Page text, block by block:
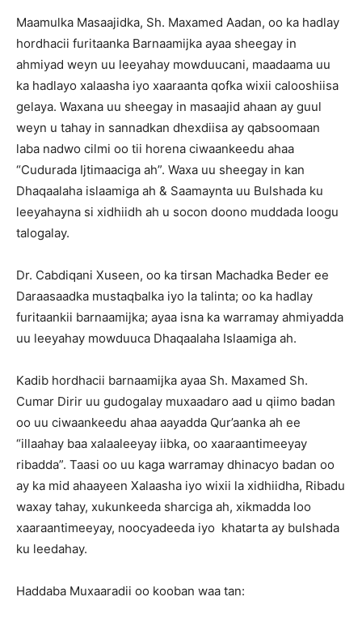
Maamulka Masaajidka, Sh. Maxamed Aadan, oo ka hadlay
hordhacii furitaanka Barnaamijka ayaa sheegay in
ahmiyad weyn uu leeyahay mowduucani, maadaama uu
ka hadlayo xalaasha iyo xaaraanta qofka wixii calooshiisa
gelaya. Waxana uu sheegay in masaajid ahaan ay guul
weyn u tahay in sannadkan dhexdiisa ay qabsoomaan
laba nadwo cilmi oo tii horena ciwaankeedu ahaa
“Cudurada Ijtimaaciga ah”. Waxa uu sheegay in kan
Dhaqaalaha islaamiga ah & Saamaynta uu Bulshada ku
leeyahayna si xidhiidh ah u socon doono muddada loogu
talogalay.
Dr. Cabdiqani Xuseen, oo ka tirsan Machadka Beder ee
Daraasaadka mustaqbalka iyo la talinta; oo ka hadlay
furitaankii barnaamijka; ayaa isna ka warramay ahmiyadda
uu leeyahay mowduuca Dhaqaalaha Islaamiga ah.
Kadib hordhacii barnaamijka ayaa Sh. Maxamed Sh.
Cumar Dirir uu gudogalay muxaadaro aad u qiimo badan
oo uu ciwaankeedu ahaa aayadda Qur’aanka ah ee
“illaahay baa xalaaleeyay iibka, oo xaaraantimeeyay
ribadda”. Taasi oo uu kaga warramay dhinacyo badan oo
ay ka mid ahaayeen Xalaasha iyo wixii la xidhiidha, Ribadu
waxay tahay, xukunkeeda sharciga ah, xikmadda loo
xaaraantimeeyay, noocyadeeda iyo khatarta ay bulshada
ku leedahay.
Haddaba Muxaaradii oo kooban waa tan: